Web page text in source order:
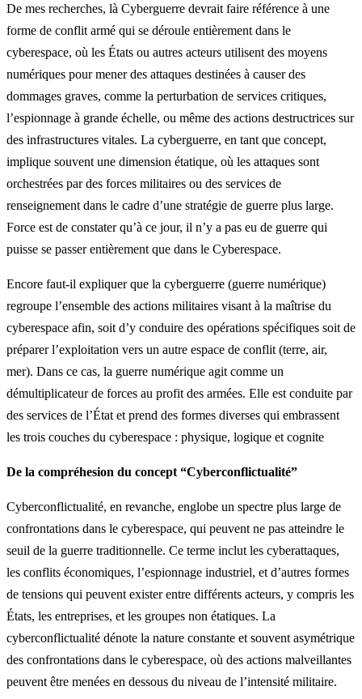
De mes recherches, là Cyberguerre devrait faire référence à une
forme de conflit armé qui se déroule entièrement dans le
cyberespace, où les États ou autres acteurs utilisent des moyens
numériques pour mener des attaques destinées à causer des
dommages graves, comme la perturbation de services critiques,
l’espionnage à grande échelle, ou même des actions destructrices sur
des infrastructures vitales. La cyberguerre, en tant que concept,
implique souvent une dimension étatique, où les attaques sont
orchestrées par des forces militaires ou des services de
renseignement dans le cadre d’une stratégie de guerre plus large.
Force est de constater qu’à ce jour, il n’y a pas eu de guerre qui
puisse se passer entièrement que dans le Cyberespace.
Encore faut-il expliquer que la cyberguerre (guerre numérique)
regroupe l’ensemble des actions militaires visant à la maîtrise du
cyberespace afin, soit d’y conduire des opérations spécifiques soit de
préparer l’exploitation vers un autre espace de conflit (terre, air,
mer). Dans ce cas, la guerre numérique agit comme un
démultiplicateur de forces au profit des armées. Elle est conduite par
des services de l’État et prend des formes diverses qui embrassent
les trois couches du cyberespace : physique, logique et cognite
De la compréhesion du concept “Cyberconflictualité”
Cyberconflictualité, en revanche, englobe un spectre plus large de
confrontations dans le cyberespace, qui peuvent ne pas atteindre le
seuil de la guerre traditionnelle. Ce terme inclut les cyberattaques,
les conflits économiques, l’espionnage industriel, et d’autres formes
de tensions qui peuvent exister entre différents acteurs, y compris les
États, les entreprises, et les groupes non étatiques. La
cyberconflictualité dénote la nature constante et souvent asymétrique
des confrontations dans le cyberespace, où des actions malveillantes
peuvent être menées en dessous du niveau de l’intensité militaire.